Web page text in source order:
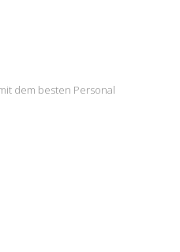
dem besten Personal